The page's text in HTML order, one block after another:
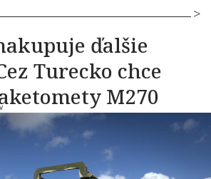
ďalšie
Turecko chce
M270